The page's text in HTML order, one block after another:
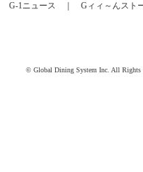
G-1ニュース Gィィ～んスト
© Global Dining System Inc. All Rights